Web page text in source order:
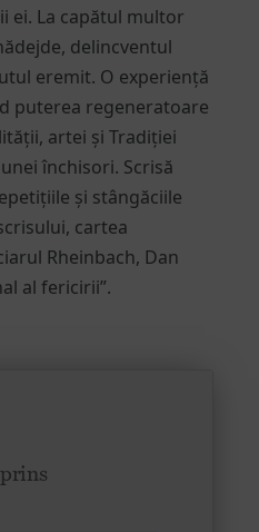
ei. La capătul multor
delincventul
eremit. O experiență
puterea regeneratoare
artei și Tradiției
închisori. Scrisă
și stângăciile
cartea
Rheinbach, Dan
al fericirii”.